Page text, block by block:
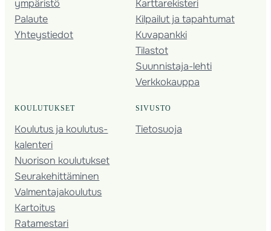
ympäristö
Palaute
Yhteystiedot
Karttarekisteri
Kilpailut ja tapahtumat
Kuvapankki
Tilastot
Suunnistaja-lehti
Verkkokauppa
KOULUTUKSET
Koulutus ja koulutus­
kalenteri
Nuorison koulutukset
Seura­kehittäminen
Valmentaja­koulutus
Kartoitus
Ratamestari
SIVUSTO
Tietosuoja